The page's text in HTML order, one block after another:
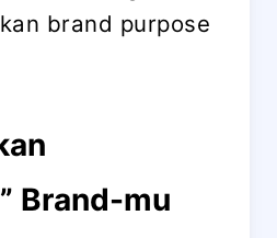
brand purpose
Brand-mu